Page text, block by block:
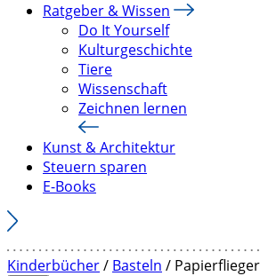
Ratgeber & Wissen
Do It Yourself
Kulturgeschichte
Tiere
Wissenschaft
Zeichnen lernen
Kunst & Architektur
Steuern sparen
E-Books
Kinderbücher/ Basteln /